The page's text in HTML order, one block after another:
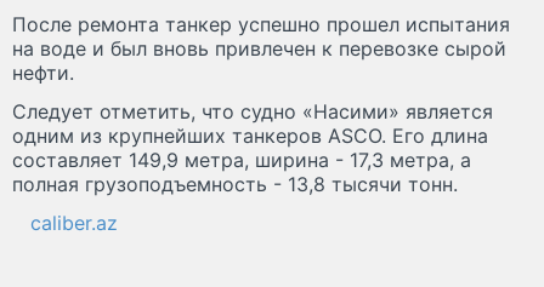
После ремонта танкер успешно прошел испытания
на воде и был вновь привлечен к перевозке сырой
нефти.
Следует отметить, что судно «Насими» является
одним из крупнейших танкеров ASCO. Его длина
составляет 149,9 метра, ширина - 17,3 метра, а
полная грузоподъемность - 13,8 тысячи тонн.
caliber.az